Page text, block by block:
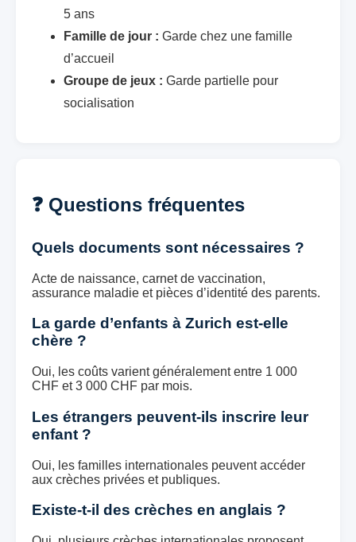
5 ans
Famille de jour : Garde chez une famille
d’accueil
Groupe de jeux : Garde partielle pour
socialisation
❓ Questions fréquentes
Quels documents sont nécessaires ?
Acte de naissance, carnet de vaccination,
assurance maladie et pièces d’identité des parents.
La garde d’enfants à Zurich est-elle
chère ?
Oui, les coûts varient généralement entre 1 000
CHF et 3 000 CHF par mois.
Les étrangers peuvent-ils inscrire leur
enfant ?
Oui, les familles internationales peuvent accéder
aux crèches privées et publiques.
Existe-t-il des crèches en anglais ?